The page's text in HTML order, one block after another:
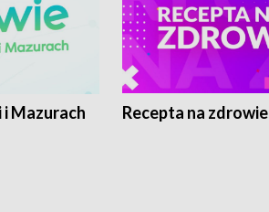
Mazurach Recepta na zdrowie